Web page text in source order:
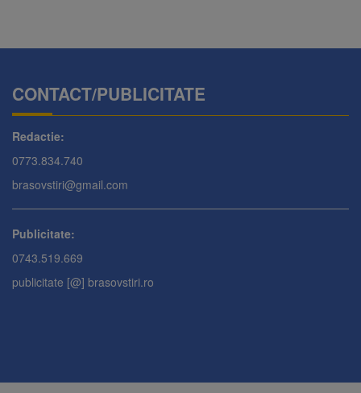
CONTACT/PUBLICITATE
Redactie:
0773.834.740
brasovstiri@gmail.com
Publicitate:
0743.519.669
publicitate [@] brasovstiri.ro